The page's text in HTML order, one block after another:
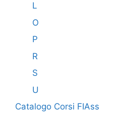
L
O
P
R
S
U
Catalogo Corsi FIAss